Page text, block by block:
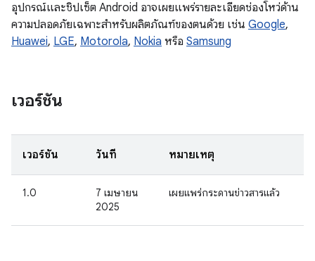
อุปกรณ์และชิปเซ็ต Android อาจเผยแพร่รายละเอียดช่องโหว่ด้าน
ความปลอดภัยเฉพาะสำหรับผลิตภัณฑ์ของตนด้วย เช่น Google,
Huawei, LGE, Motorola, Nokia หรือ Samsung
เวอร์ชัน
เวอร์ชัน วันที่ หมายเหตุ
1.0
7 เมษายน
2025
เผยแพร่กระดานข่าวสารแล้ว